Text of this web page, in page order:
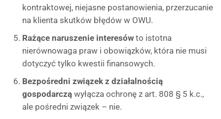
kontraktowej, niejasne postanowienia, przerzucanie
na klienta skutków błędów w OWU.
Rażące naruszenie interesów to istotna
nierównowaga praw i obowiązków, która nie musi
dotyczyć tylko kwestii finansowych.
Bezpośredni związek z działalnością
gospodarczą wyłącza ochronę z art. 808 § 5 k.c.,
ale pośredni związek – nie.